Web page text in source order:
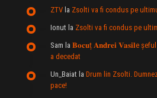
ZTV la Zsolti va fi condus pe
Ionut la Zsolti va fi condus pe
Sam la 𝐁𝐨𝐜𝐮ț 𝐀𝐧𝐝𝐫𝐞𝐢 𝐕𝐚𝐬𝐢𝐥e
a decedat
Un_Baiat la Drum lin Zsolti.
pace!